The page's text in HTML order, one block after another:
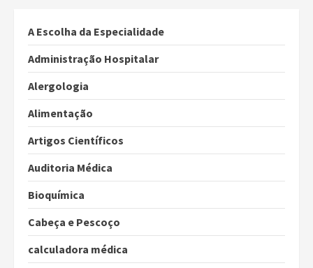
A Escolha da Especialidade
Administração Hospitalar
Alergologia
Alimentação
Artigos Científicos
Auditoria Médica
Bioquímica
Cabeça e Pescoço
calculadora médica